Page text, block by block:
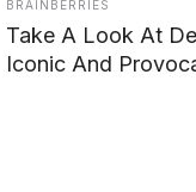
🧠
Yulong Chen
BRAINBERRIES
Take A Look At
Iconic And